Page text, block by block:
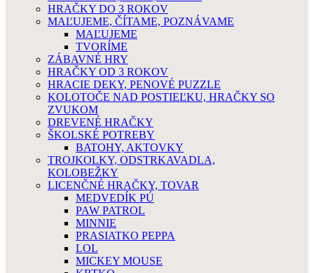
HRAČKY DO 3 ROKOV
MAĽUJEME, ČÍTAME, POZNÁVAME
MAĽUJEME
TVORÍME
ZÁBAVNÉ HRY
HRAČKY OD 3 ROKOV
HRACIE DEKY, PENOVÉ PUZZLE
KOLOTOČE NAD POSTIEĽKU, HRAČKY SO
ZVUKOM
DREVENÉ HRAČKY
ŠKOLSKÉ POTREBY
BATOHY, AKTOVKY
TROJKOLKY, ODSTRKAVADLA,
KOLOBEŽKY
LICENČNÉ HRAČKY, TOVAR
MEDVEDÍK PÚ
PAW PATROL
MINNIE
PRASIATKO PEPPA
LOL
MICKEY MOUSE